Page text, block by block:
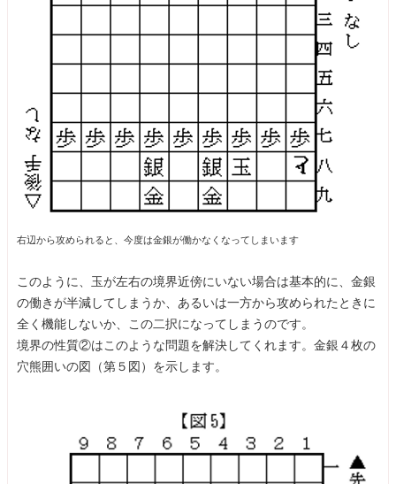
右辺から攻められると、今度は金銀が働かなくなってしまいます
このように、玉が左右の境界近傍にいない場合は基本的に、金銀
の働きが半減してしまうか、あるいは一方から攻められたときに
全く機能しないか、この二択になってしまうのです。
境界の性質②はこのような問題を解決してくれます。金銀４枚の
穴熊囲いの図（第５図）を示します。